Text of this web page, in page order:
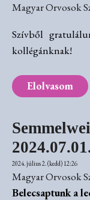
Magyar Orvosok
Szívből
kollégánknak!
Elolvasom
2024. július 2. (kedd) 12:26
Magyar Orvosok
Belecsaptunk a